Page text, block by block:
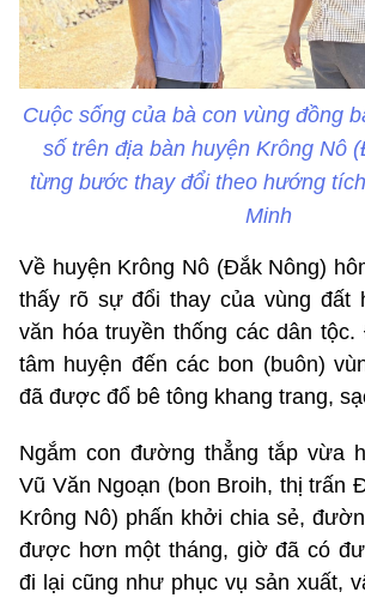
Cuộc sống của bà con vùng đồng
số trên địa bàn huyện Krông Nô
từng bước thay đổi theo hướng
Minh
Về huyện Krông Nô (Đắk Nông)
thấy rõ sự đổi thay của vùng đất
văn hóa truyền thống các dân
tâm huyện đến các bon (buôn)
đã được đổ bê tông khang trang,
Ngắm con đường thẳng tắp vừa
Vũ Văn Ngoạn (bon Broih, thị trấn
Krông Nô) phấn khởi chia sẻ,
được hơn một tháng, giờ đã có
đi lại cũng như phục vụ sản xuất,